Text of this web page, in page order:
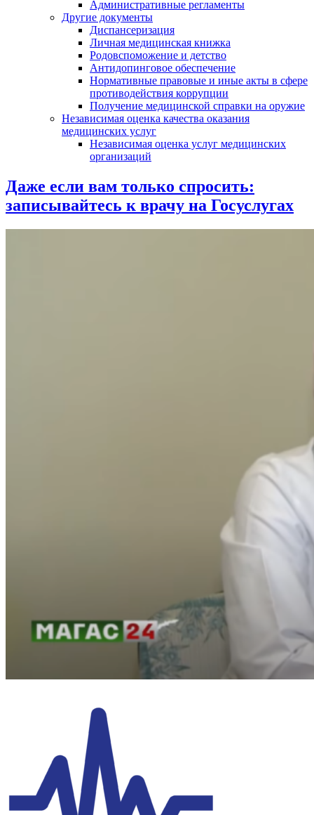
Административные регламенты
Другие документы
Диспансеризация
Личная медицинская книжка
Родовспоможение и детство
Антидопинговое обеспечение
Нормативные правовые и иные акты в сфере
противодействия коррупции
Получение медицинской справки на оружие
Независимая оценка качества оказания
медицинских услуг
Независимая оценка услуг медицинскиx
организаций
Даже если вам только спросить:
записывайтесь к врачу на Госуслугах